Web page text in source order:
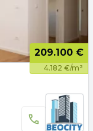
209.100 €
4.182 €/m²